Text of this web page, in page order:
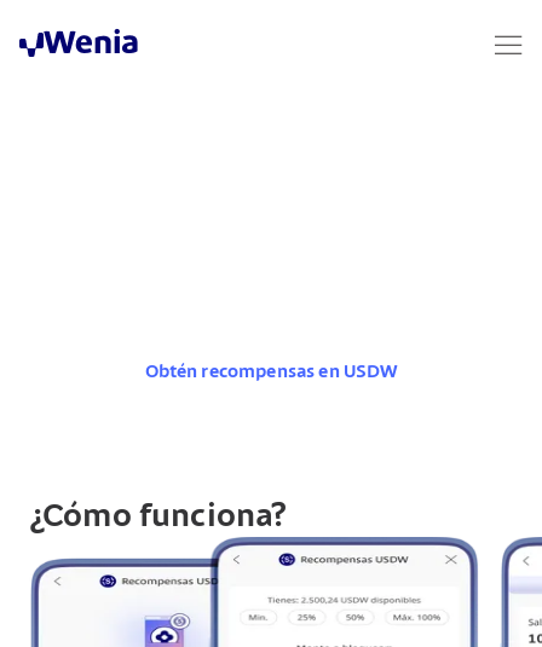
Wenia
Obtén recompensas en USDW
¿Cómo funciona?